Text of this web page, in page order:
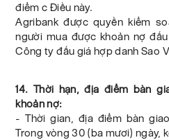
điểm c Điều này.
Agribank được quyền kiểm
người mua được khoản nợ
Công ty đấu giá hợp danh Sao
14. Thời hạn, địa điểm bàn
khoản nợ:
- Thời gian, địa điểm bàn
Trong vòng 30 (ba mươi) ngày,